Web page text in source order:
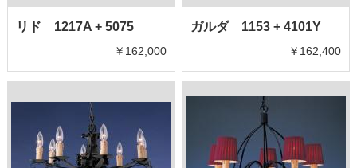
リド 1217A + 5075
￥162,000
ガルダ 1153 + 4101Y
￥162,400